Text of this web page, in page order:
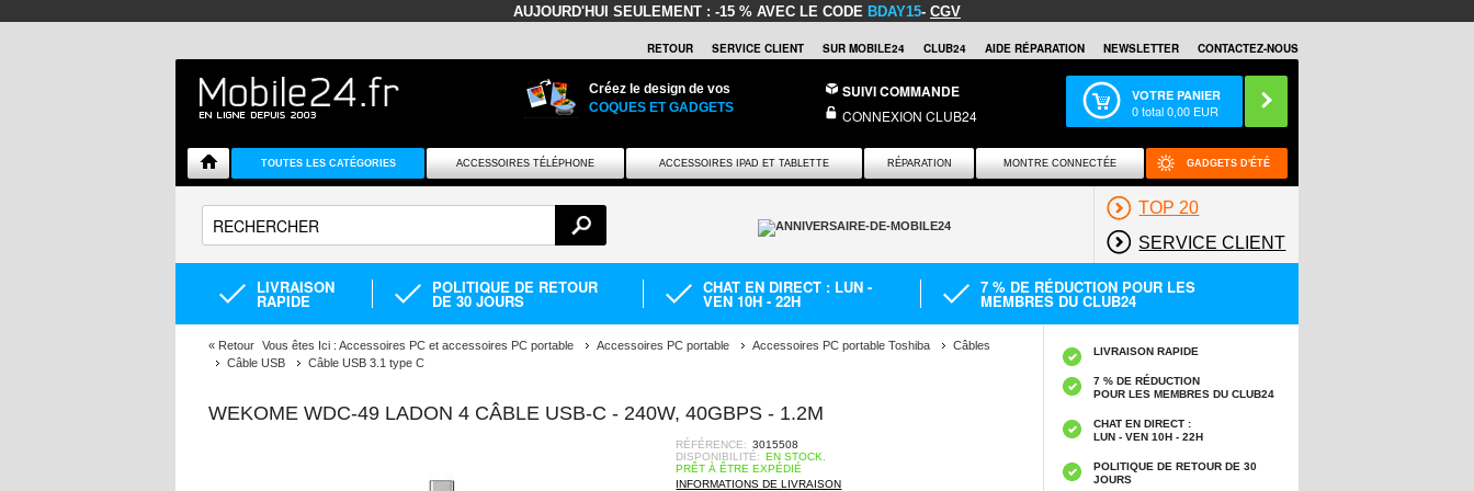
AUJOURD'HUI SEULEMENT : -15 % AVEC LE CODE BDAY15- CGV
RETOUR SERVICE CLIENT SUR MOBILE24 CLUB24 AIDE RÉPARATION NEWSLETTER CONTACTEZ-NOUS
Créez le design de vos
COQUES ET GADGETS
SUIVI COMMANDE
CONNEXION CLUB24
VOTRE PANIER
0total0,00 EUR
TOUTES LES CATÉGORIES ACCESSOIRES TÉLÉPHONE ACCESSOIRES IPAD ET TABLETTE RÉPARATION MONTRE CONNECTÉE GADGETS D'ÉTÉ
TOP 20
SERVICE CLIENT
LIVRAISON
RAPIDE
POLITIQUE DE RETOUR
DE 30 JOURS
CHAT EN DIRECT : LUN -
VEN 10H - 22H
7 % DE RÉDUCTION POUR LES
MEMBRES DU CLUB24
« Retour Vous êtes Ici : Accessoires PC et accessoires PC portable Accessoires PC portable Accessoires PC portable Toshiba
Câbles
Câble USB
Câble USB 3.1 type C
WEKOME WDC-49 LADON 4 CÂBLE USB-C - 240W, 40GBPS - 1.2M
RÉFÉRENCE: 3015508
DISPONIBILITÉ: EN STOCK.
PRÊT À ÊTRE EXPÉDIÉ
INFORMATIONS DE LIVRAISON
LIVRAISON RAPIDE
7 % DE RÉDUCTION
POUR LES MEMBRES DU CLUB24
CHAT EN DIRECT :
LUN - VEN 10H - 22H
POLITIQUE DE RETOUR DE 30
JOURS